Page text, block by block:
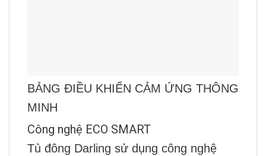
BẢNG ĐIỀU KHIỂN CẢM ỨNG THÔNG
MINH
Công nghệ ECO SMART
Tủ đông Darling sử dụng công nghệ